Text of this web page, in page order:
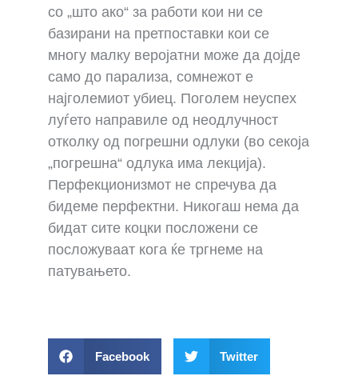
со „што ако“ за работи кои ни се
базирани на претпоставки кои се
многу малку веројатни може да дојде
само до парализа, сомнежот е
најголемиот убиец. Поголем неуспех
луѓето направиле од неодлучност
отколку од погрешни одлуки (во секоја
„погрешна“ одлука има лекција).
Перфекционизмот не спречува да
бидеме перфектни. Никогаш нема да
бидат сите коцки посложени се
посложуваат кога ќе тргнеме на
патувањето.
Facebook Twitter